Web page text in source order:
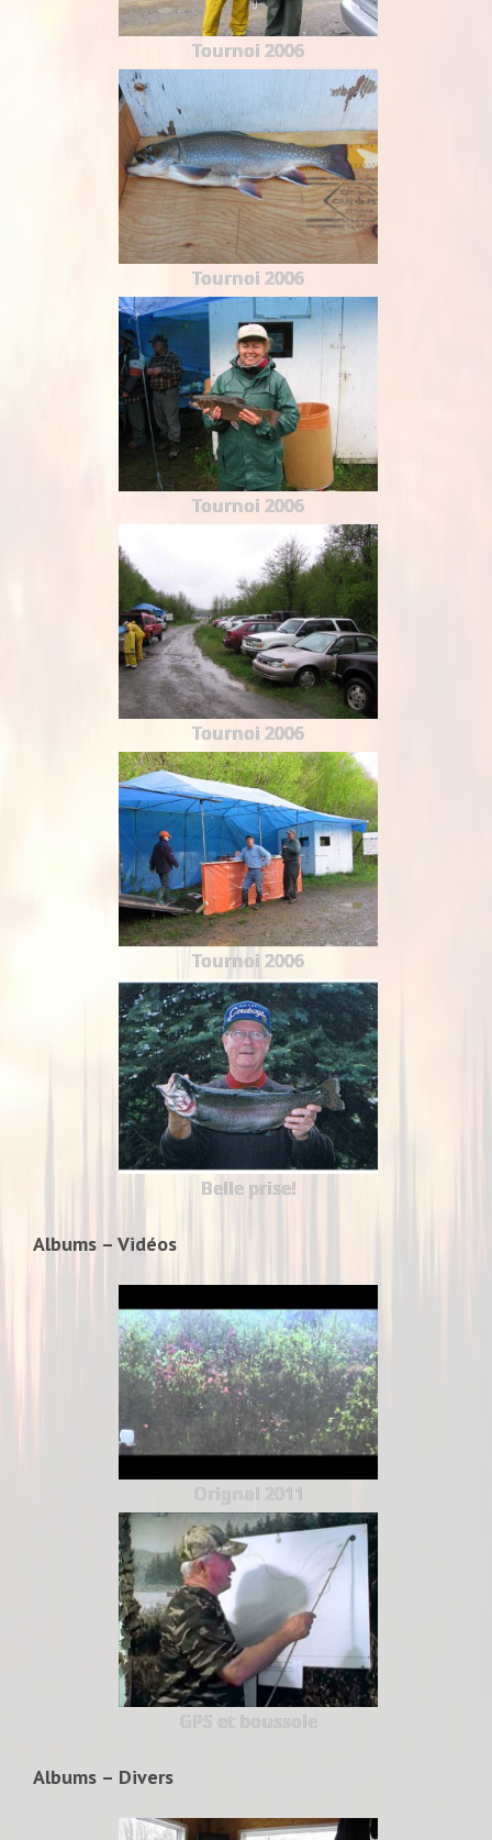
Tournoi 2006
Tournoi 2006
Tournoi 2006
Tournoi 2006
Tournoi 2006
Belle prise!
Albums – Vidéos
Orignal 2011
GPS et boussole
Albums – Divers